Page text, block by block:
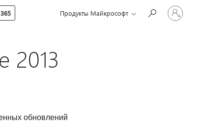
Продукты Майкрософт
Войдите
учетную
2013
обновлений